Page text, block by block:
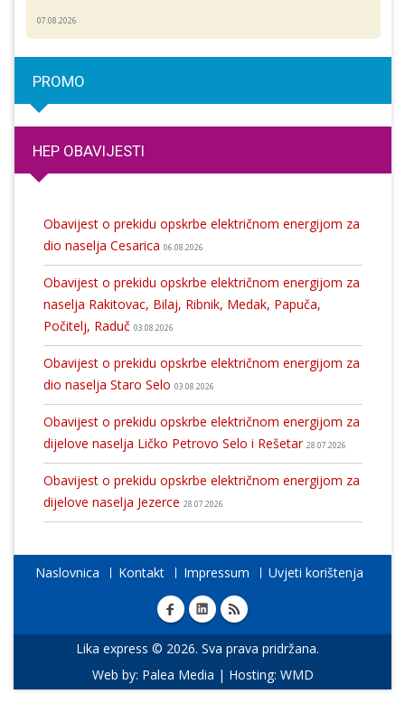
07.08.2026
PROMO
HEP OBAVIJESTI
Obavijest o prekidu opskrbe električnom energijom za
dio naselja Cesarica 06.08.2026
Obavijest o prekidu opskrbe električnom energijom za
naselja Rakitovac, Bilaj, Ribnik, Medak, Papuča,
Počitelj, Raduč 03.08.2026
Obavijest o prekidu opskrbe električnom energijom za
dio naselja Staro Selo 03.08.2026
Obavijest o prekidu opskrbe električnom energijom za
dijelove naselja Ličko Petrovo Selo i Rešetar 28.07.2026
Obavijest o prekidu opskrbe električnom energijom za
dijelove naselja Jezerce 28.07.2026
Naslovnica Kontakt Impressum Uvjeti korištenja
Lika express © 2026. Sva prava pridržana.
Web by: Palea Media | Hosting: WMD